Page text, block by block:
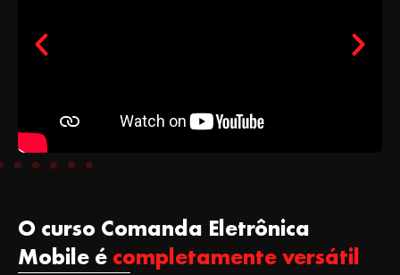
O curso Comanda Eletrônica
Mobile é completamente versátil